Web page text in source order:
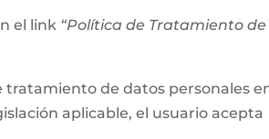
el link “Política de Tratamiento
tratamiento de datos personales
aplicable, el usuario acepta